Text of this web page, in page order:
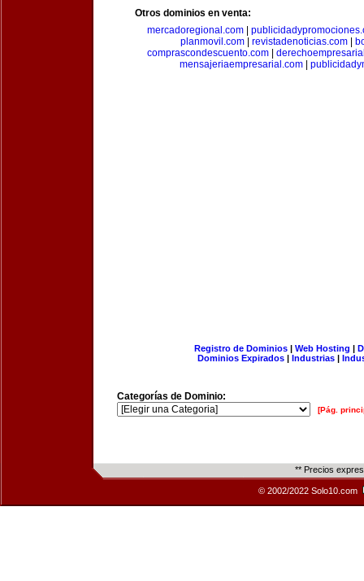
Otros dominios en venta:
mercadoregional.com
planmovil.com| revistadenoticias.com|
comprascondescuento.com
mensajeriaempresarial.com|
Registro de Dominios| Web Hosting |
Dominios Expirados | Industrias |
Categorías de Dominio:
[Pág.
** Precios
© 2002/2022 Solo10.com